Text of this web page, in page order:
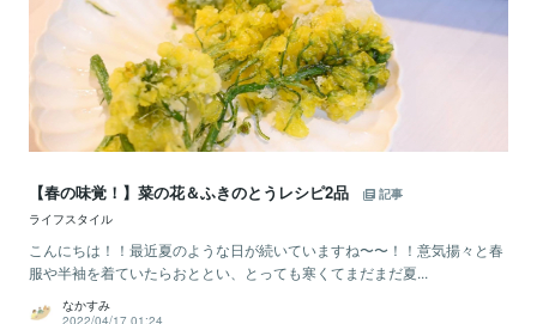
【春の味覚！】菜の花＆ふきのとうレシピ2品
記事
ライフスタイル
こんにちは！！最近夏のような日が続いていますね〜〜！！意気揚々と春
服や半袖を着ていたらおととい、とっても寒くてまだまだ夏...
なかすみ
2022/04/17 01:24